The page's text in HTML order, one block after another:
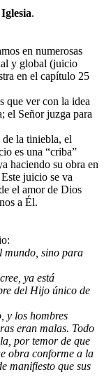
.
en numerosas
y global (juicio
en el capítulo 25
ver con la idea
el Señor juzga para
la tiniebla, el
es una “criba”
haciendo su obra en
juicio se va
el amor de Dios
a Él.
mundo, sino para
ya está
del Hijo único de
y los hombres
eran malas. Todo
por temor de que
obra conforme a la
manifiesto que sus